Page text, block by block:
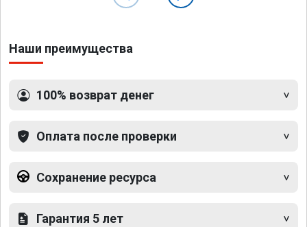
Наши преимущества
100% возврат денег
Оплата после проверки
Сохранение ресурса
Гарантия 5 лет